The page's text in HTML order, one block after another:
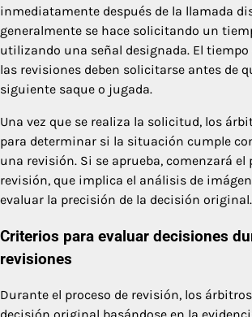
inmediatamente después de la llamada
generalmente se hace solicitando un
utilizando una señal designada. El tiempo
las revisiones deben solicitarse antes de
siguiente saque o jugada.
Una vez que se realiza la solicitud, los
para determinar si la situación cumple
una revisión. Si se aprueba, comenzará el
revisión, que implica el análisis de
evaluar la precisión de la decisión original.
Criterios para evaluar decisiones
revisiones
Durante el proceso de revisión, los